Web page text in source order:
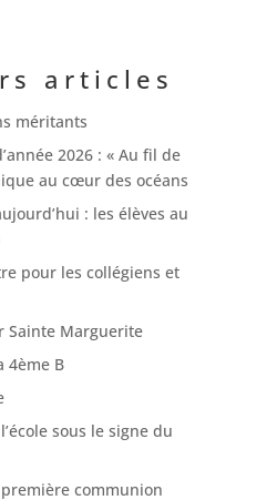
articles
méritants
2026 : « Au fil de
au cœur des océans
: les élèves au
pour les collégiens et
Sainte Marguerite
4ème B
sous le signe du
communion